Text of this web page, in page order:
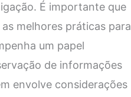
É importante que
melhores práticas para
um papel
de informações
envolve considerações